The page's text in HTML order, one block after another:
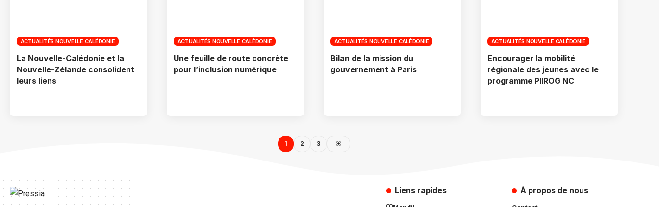
ACTUALITÉS NOUVELLE CALÉDONIE
La Nouvelle-Calédonie et la
Nouvelle-Zélande consolident
leurs liens
ACTUALITÉS NOUVELLE CALÉDONIE
Une feuille de route concrète
pour l’inclusion numérique
ACTUALITÉS NOUVELLE CALÉDONIE
Bilan de la mission du
gouvernement à Paris
ACTUALITÉS NOUVELLE CALÉDONIE
Encourager la mobilité
régionale des jeunes avec le
programme PIIROG NC
1 2 3
Liens rapides À propos de nous